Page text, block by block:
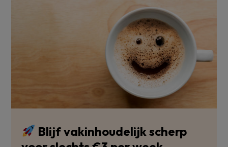
Blijf vakinhoudelijk scherp